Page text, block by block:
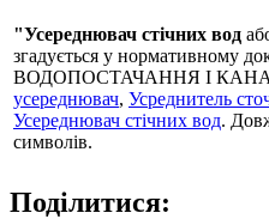
"Усереднювач стічних вод
згадується у нормативному
ВОДОПОСТАЧАННЯ І
усереднювач, Усреднитель
Усереднювач стічних вод.
символів.
Поділитися: